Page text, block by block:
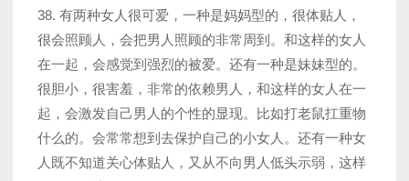
38. 有两种女人很可爱，一种是妈妈型的，很体贴人，
很会照顾人，会把男人照顾的非常周到。和这样的女人
在一起，会感觉到强烈的被爱。还有一种是妹妹型的。
很胆小，很害羞，非常的依赖男人，和这样的女人在一
起，会激发自己男人的个性的显现。比如打老鼠扛重物
什么的。会常常想到去保护自己的小女人。还有一种女
人既不知道关心体贴人，又从不向男人低头示弱，这样